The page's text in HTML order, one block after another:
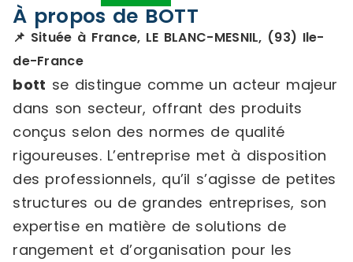
À propos de BOTT
📌 Située à France, LE BLANC-MESNIL, (93) Ile-
de-France
bott se distingue comme un acteur majeur
dans son secteur, offrant des produits
conçus selon des normes de qualité
rigoureuses. L’entreprise met à disposition
des professionnels, qu’il s’agisse de petites
structures ou de grandes entreprises, son
expertise en matière de solutions de
rangement et d’organisation pour les